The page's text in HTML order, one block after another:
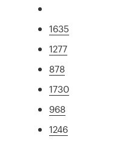
1635
1277
878
1730
968
1246